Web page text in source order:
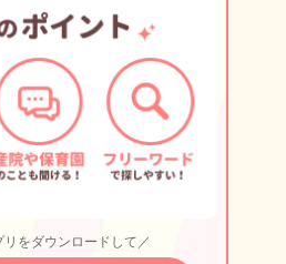
リをダウンロードして／